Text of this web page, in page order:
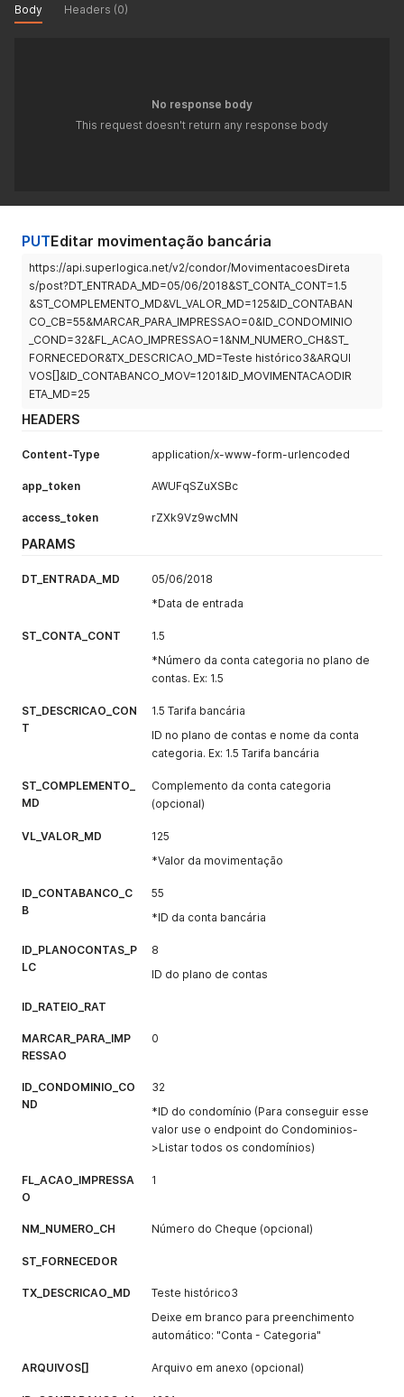
--data - urlencode
Body Headers (0)
No response body
This request doesn't return any response body
PUTEditar movimentação bancária
https://api.superlogica.net/v2/condor/MovimentacoesDireta
s/post?DT_ENTRADA_MD=05/06/2018&ST_CONTA_CONT=1.5
&ST_COMPLEMENTO_MD&VL_VALOR_MD=125&ID_CONTABAN
CO_CB=55&MARCAR_PARA_IMPRESSAO=0&ID_CONDOMINIO
_COND=32&FL_ACAO_IMPRESSAO=1&NM_NUMERO_CH&ST_
FORNECEDOR&TX_DESCRICAO_MD=Teste histórico3&ARQUI
VOS[]&ID_CONTABANCO_MOV=1201&ID_MOVIMENTACAODIR
ETA_MD=25
HEADERS
Content-Type application/x-www-form-urlencoded
app_token AWUFqSZuXSBc
access_token rZXk9Vz9wcMN
PARAMS
DT_ENTRADA_MD
05/06/2018
*Data de entrada
ST_CONTA_CONT
1.5
*Número da conta categoria no plano de
contas. Ex: 1.5
ST_DESCRICAO_CON
T
1.5 Tarifa bancária
ID no plano de contas e nome da conta
categoria. Ex: 1.5 Tarifa bancária
ST_COMPLEMENTO_
MD
Complemento da conta categoria
(opcional)
VL_VALOR_MD
125
*Valor da movimentação
ID_CONTABANCO_C
B
55
*ID da conta bancária
ID_PLANOCONTAS_P
LC
8
ID do plano de contas
ID_RATEIO_RAT
MARCAR_PARA_IMP
RESSAO
0
ID_CONDOMINIO_CO
ND
32
*ID do condomínio (Para conseguir esse
valor use o endpoint do Condominios-
>Listar todos os condomínios)
FL_ACAO_IMPRESSA
O
1
NM_NUMERO_CH Número do Cheque (opcional)
ST_FORNECEDOR
TX_DESCRICAO_MD
Teste histórico3
Deixe em branco para preenchimento
automático: "Conta - Categoria"
ARQUIVOS[] Arquivo em anexo (opcional)